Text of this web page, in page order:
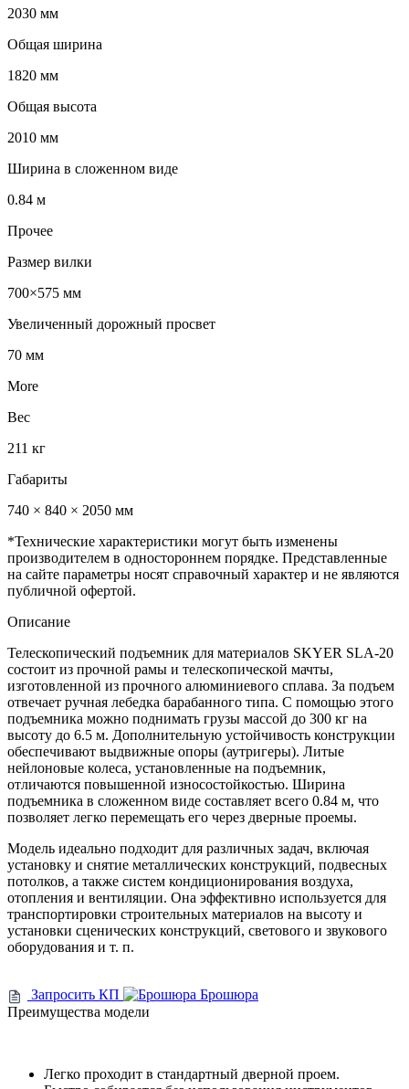
2030 мм
Общая ширина
1820 мм
Общая высота
2010 мм
Ширина в сложенном виде
0.84 м
Прочее
Размер вилки
700×575 мм
Увеличенный дорожный просвет
70 мм
More
Вес
211 кг
Габариты
740 × 840 × 2050 мм
*Технические характеристики могут быть изменены
производителем в одностороннем порядке. Представленные
на сайте параметры носят справочный характер и не являются
публичной офертой.
Описание
Телескопический подъемник для материалов SKYER SLA-20
состоит из прочной рамы и телескопической мачты,
изготовленной из прочного алюминиевого сплава. За подъем
отвечает ручная лебедка барабанного типа. С помощью этого
подъемника можно поднимать грузы массой до 300 кг на
высоту до 6.5 м. Дополнительную устойчивость конструкции
обеспечивают выдвижные опоры (аутригеры). Литые
нейлоновые колеса, установленные на подъемник,
отличаются повышенной износостойкостью. Ширина
подъемника в сложенном виде составляет всего 0.84 м, что
позволяет легко перемещать его через дверные проемы.
Модель идеально подходит для различных задач, включая
установку и снятие металлических конструкций, подвесных
потолков, а также систем кондиционирования воздуха,
отопления и вентиляции. Она эффективно используется для
транспортировки строительных материалов на высоту и
установки сценических конструкций, светового и звукового
оборудования и т. п.
Запросить КП
Брошюра
Преимущества модели
Легко проходит в стандартный дверной проем.